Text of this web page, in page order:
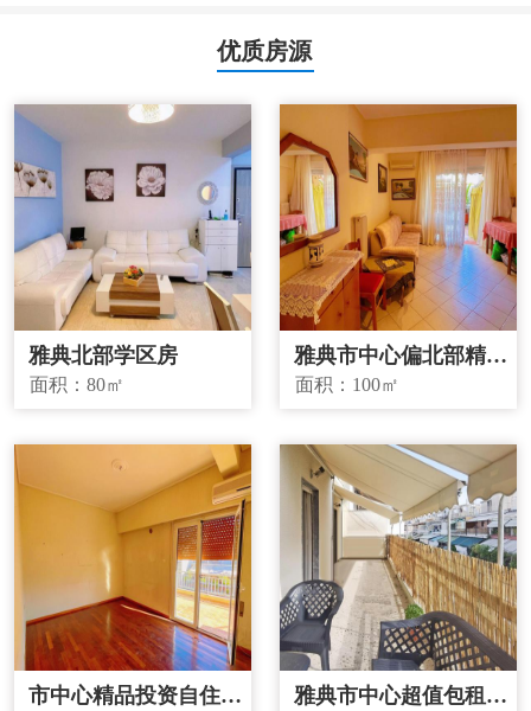
优质房源
雅典北部学区房
面积：80㎡
雅典市中心偏北部精品
投资房源
面积： 100㎡
市中心精品投资自住两
雅典市中心超值包租房